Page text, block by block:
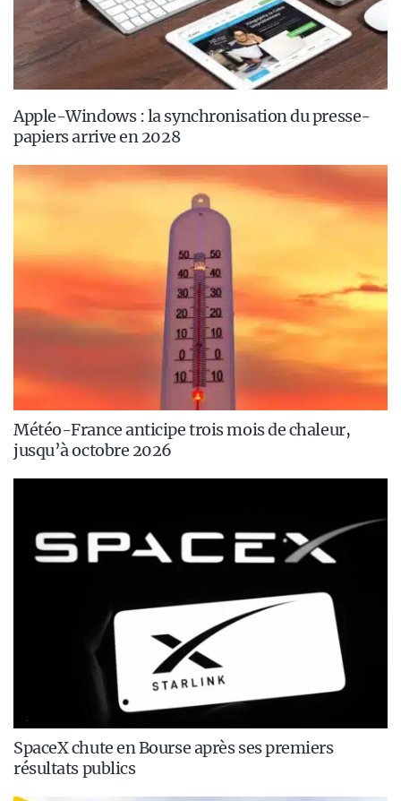
Apple-Windows : la synchronisation du presse-
papiers arrive en 2028
Météo-France anticipe trois mois de chaleur,
jusqu’à octobre 2026
SpaceX chute en Bourse après ses premiers
résultats publics